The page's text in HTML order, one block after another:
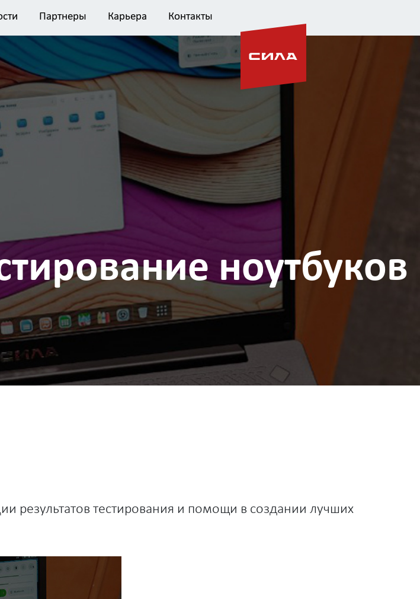
Партнеры Карьера Контакты
ноутбуков
результатов тестирования и помощи в создании лучших